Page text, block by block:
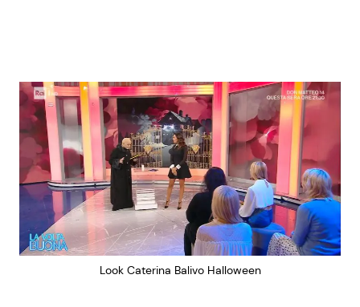
Look Caterina Balivo Halloween